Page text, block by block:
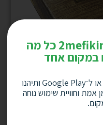
האפליקציה של 2mefikim כל מה
במקום אחד
הורידו עכשיו ל־App Store או ל־Google Play ותיהנו
אמת וחוויית שימוש נוחה